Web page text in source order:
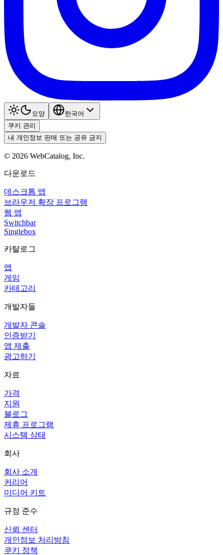
모양
한국어
쿠키 관리
내 개인정보 판매 또는 공유 금지
© 2026 WebCatalog, Inc.
다운로드
데스크톱 앱
브라우저 확장 프로그램
웹 앱
Switchbar
Singlebox
카탈로그
앱
게임
카테고리
개발자들
개발자 콘솔
인증받기
앱 제출
광고하기
자료
가격
지원
블로그
제휴 프로그램
시스템 상태
회사
회사 소개
커리어
미디어 키트
규정 준수
신뢰 센터
개인정보 처리방침
쿠키 정책